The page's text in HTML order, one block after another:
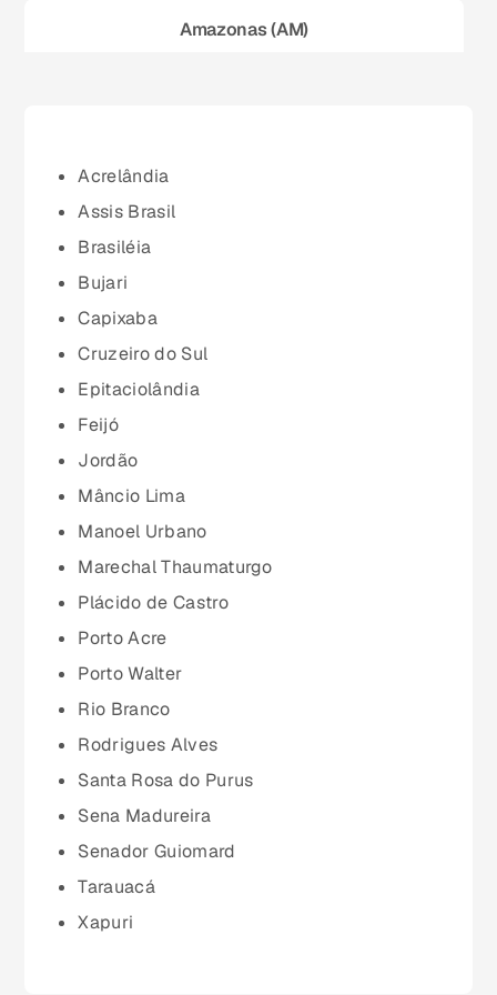
Amazonas (AM)
Maranhão (MA)
Paraíba (PB)
Paraná (PR)
Acrelândia
Assis Brasil
Brasiléia
Bujari
Capixaba
Cruzeiro do Sul
Epitaciolândia
Feijó
Jordão
Mâncio Lima
Manoel Urbano
Marechal Thaumaturgo
Plácido de Castro
Porto Acre
Porto Walter
Rio Branco
Rodrigues Alves
Santa Rosa do Purus
Sena Madureira
Senador Guiomard
Tarauacá
Xapuri